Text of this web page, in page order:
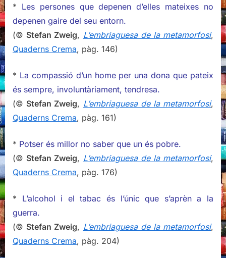
* Les persones que depenen d’elles mateixes no
depenen gaire del seu entorn.
(© Stefan Zweig, L’embriaguesa de la metamorfosi,
Quaderns Crema, pàg. 146)
* La compassió d’un home per una dona que pateix
és sempre, involuntàriament, tendresa.
(© Stefan Zweig, L’embriaguesa de la metamorfosi,
Quaderns Crema, pàg. 161)
* Potser és millor no saber que un és pobre.
(© Stefan Zweig, L’embriaguesa de la metamorfosi,
Quaderns Crema, pàg. 176)
* L’alcohol i el tabac és l’únic que s’aprèn a la
guerra.
(© Stefan Zweig, L’embriaguesa de la metamorfosi,
Quaderns Crema, pàg. 204)